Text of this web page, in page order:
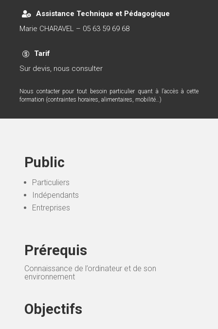
Public
Particuliers
Indépendants
Entreprises
Prérequis
Connaissance de l’ordinateur et de son
environnement
Objectifs

Assistance Technique et Pédagogique
Marie CHARAVEL – 05 63 59 69 68

Tarif
Sur devis, nous consulter
Nous contacter pour tout besoin particulier quant à l’accès à cette
formation (contraintes horaires, alimentaires, mobilité…)